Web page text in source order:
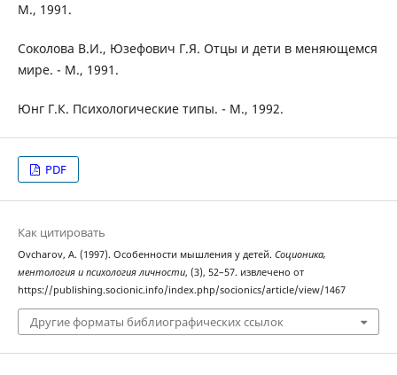
М., 1991.
Соколова В.И., Юзефович Г.Я. Отцы и дети в меняющемся
мире. - М., 1991.
Юнг Г.К. Психологические типы. - М., 1992.
PDF
Как цитировать
Ovcharov, A. (1997). Особенности мышления у детей. Соционика,
ментология и психология личности, (3), 52–57. извлечено от
https://publishing.socionic.info/index.php/socionics/article/view/1467
Другие форматы библиографических ссылок